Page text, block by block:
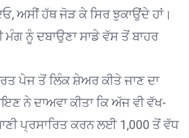
ਅਸੀਂ ਹੱਥ ਜੋੜ ਕੇ ਸਿਰ ਝੁਕਾਉਂਦੇ ਹਾਂ।
ਮੰਗ ਨੂੰ ਦਬਾਉਣਾ ਸਾਡੇ ਵੱਸ ਤੋਂ ਬਾਹਰ
ਪੇਜ ਤੋਂ ਲਿੰਕ ਸ਼ੇਅਰ ਕੀਤੇ ਜਾਣ ਦਾ
ਨੇ ਦਾਅਵਾ ਕੀਤਾ ਕਿ ਅੱਜ ਵੀ ਵੱਖ-
ਪ੍ਰਸਾਰਿਤ ਕਰਨ ਲਈ 1,000 ਤੋਂ ਵੱਧ